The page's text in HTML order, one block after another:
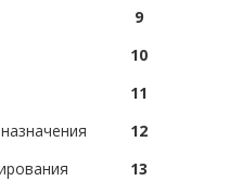
9
10
11
12
13